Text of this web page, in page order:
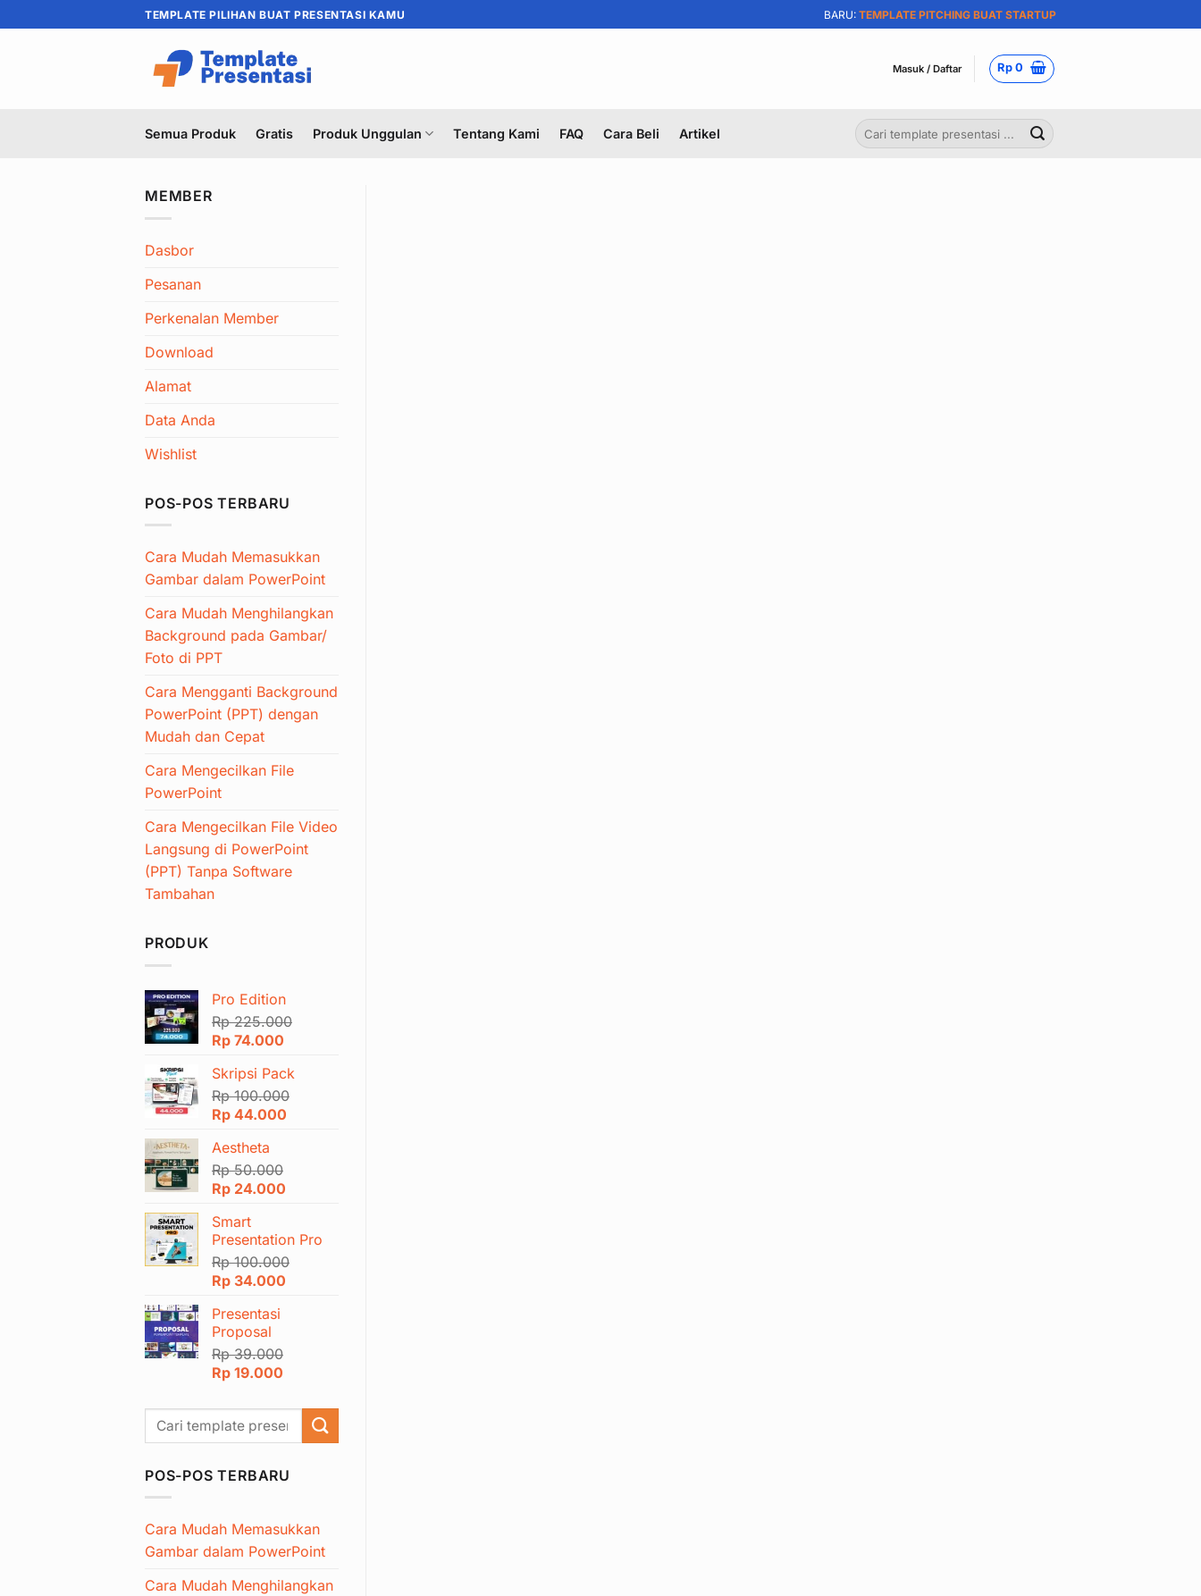
to
TEMPLATE PILIHAN BUAT PRESENTASI KAMU BARU: TEMPLATE PITCHING BUAT STARTUP
Masuk / Daftar Rp0
Semua Produk Gratis Produk Unggulan Tentang Kami FAQ Cara Beli Artikel
Pencarian
untuk:
MEMBER
Dasbor
Pesanan
Perkenalan Member
Download
Alamat
Data Anda
Wishlist
POS-POS TERBARU
Cara Mudah Memasukkan
Gambar dalam PowerPoint
Cara Mudah Menghilangkan
Background pada Gambar/
Foto di PPT
Cara Mengganti Background
PowerPoint (PPT) dengan
Mudah dan Cepat
Cara Mengecilkan File
PowerPoint
Cara Mengecilkan File Video
Langsung di PowerPoint
(PPT) Tanpa Software
Tambahan
PRODUK
Pro Edition
Rp225.000
Harga
adalah:
Rp 225.000.
Rp 74.000
ini
adalah:
Rp 74.000.
Skripsi Pack
Rp100.000
Harga
adalah:
Rp 100.000.
Rp 44.000
Aestheta
Rp50.000
Harga
adalah:
Rp 50.000.
Rp 24.000
adalah:
Rp 24.000.
Smart
Presentation Pro
Rp100.000
Harga
adalah:
Rp 100.000.
Rp 34.000
Presentasi
Proposal
Rp39.000
Harga
adalah:
Rp 39.000.
Rp 19.000
ini
adalah:
Rp 19.000.
POS-POS TERBARU
Cara Mudah Memasukkan
Gambar dalam PowerPoint
Cara Mudah Menghilangkan